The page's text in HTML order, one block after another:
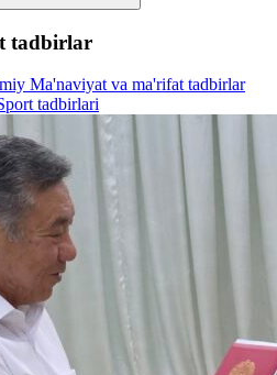
tadbirlar
Ma'naviyat va ma'rifat tadbirlar
tadbirlari